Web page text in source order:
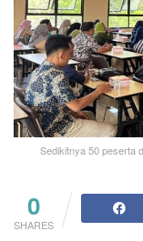
Sedikitnya 50 peserta
0
SHARES